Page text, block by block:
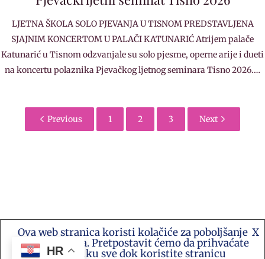
LJETNA ŠKOLA SOLO PJEVANJA U TISNOM PREDSTAVLJENA
SJAJNIM KONCERTOM U PALAČI KATUNARIĆ Atrijem palače
Katunarić u Tisnom odzvanjale su solo pjesme, operne arije i dueti
na koncertu polaznika Pjevačkog ljetnog seminara Tisno 2026.…
Previous 1 2 3 Next
Kontakt e-mail: akademija.art@gmail.com •
Akademija Art Zagreb • Hrvatska stranica za
HR
Ova web stranica koristi kolačiće za poboljšanje
vašeg iskustva. Pretpostavit ćemo da prihvaćate
ovu politiku sve dok koristite stranicu
X